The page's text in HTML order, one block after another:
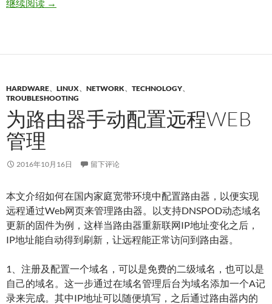
继续阅读 →
HARDWARE、 LINUX、 NETWORK、 TECHNOLOGY、
TROUBLESHOOTING
为路由器手动配置远程WEB
管理
2016年10月16日 留下评论
本文介绍如何在国内家庭宽带环境中配置路由器，以便实现
远程通过Web网页来管理路由器。以支持DNSPOD动态域名
更新的固件为例，这样当路由器重新联网IP地址变化之后，
IP地址能自动得到刷新，让远程能正常访问到路由器。
1、注册及配置一个域名，可以是免费的二级域名，也可以是
自己的域名。这一步通过在域名管理后台为域名添加一个A记
录来完成。其中IP地址可以随便填写，之后通过路由器内的